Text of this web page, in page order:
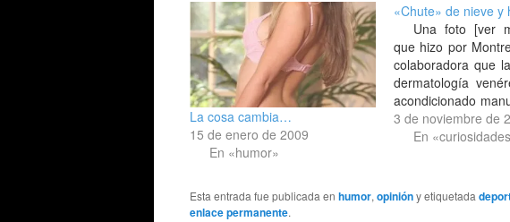
La cosa cambia…
15 de enero de 2009
En «humor»
«Chute» de nieve y
Una foto [ver
que hizo por
colaboradora que
dermatología
acondicionado
original. Ya sé que
escrito en francés
común…
3 de noviembre de
En
Esta entrada fue publicada en humor,opinióny etiquetada
enlace permanente.